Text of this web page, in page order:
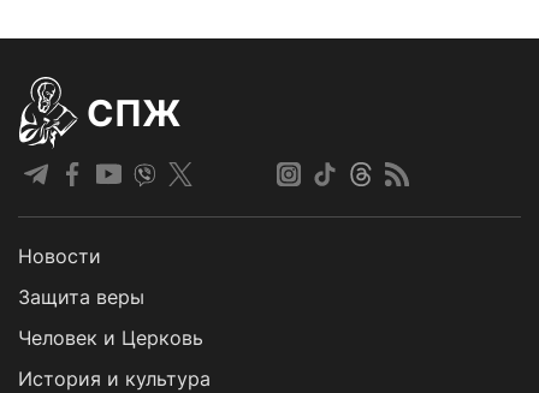
СПЖ
Новости
Защита веры
Человек и Церковь
История и культура